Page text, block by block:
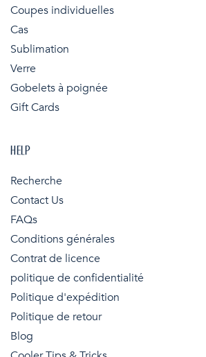
Coupes individuelles
Cas
Sublimation
Verre
Gobelets à poignée
Gift Cards
HELP
Recherche
Contact Us
FAQs
Conditions générales
Contrat de licence
politique de confidentialité
Politique d'expédition
Politique de retour
Blog